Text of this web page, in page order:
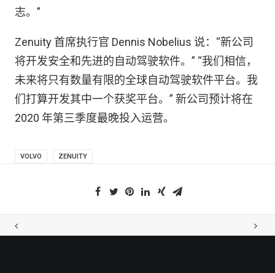
志。”
Zenuity 首席执行官 Dennis Nobelius 说：“新公司
将开发安全和先进的自动驾驶软件。” “我们相信，
未来将只有数量有限的全球自动驾驶软件平台。我
们打算开发其中一个获奖平台。” 新公司预计将在
2020 年第三季度最晚投入运营。
VOLVO ZENUITY